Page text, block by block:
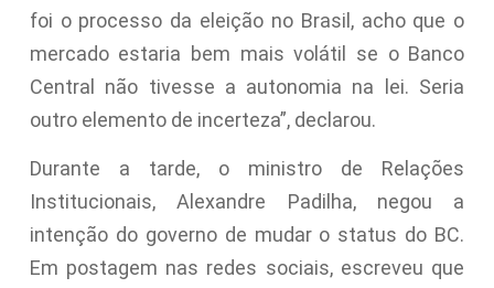
foi o processo da eleição no Brasil, acho que o
mercado estaria bem mais volátil se o Banco
Central não tivesse a autonomia na lei. Seria
outro elemento de incerteza”, declarou.
Durante a tarde, o ministro de Relações
Institucionais, Alexandre Padilha, negou a
intenção do governo de mudar o status do BC.
Em postagem nas redes sociais, escreveu que